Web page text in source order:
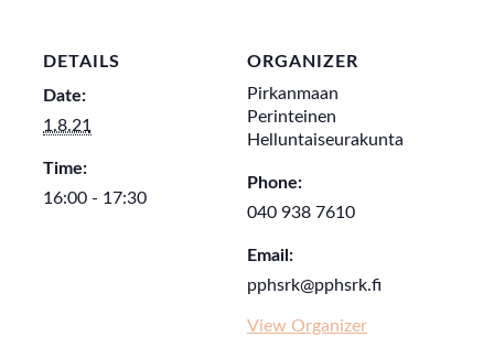
DETAILS
Date:
1.8.21
Time:
16:00 - 17:30
ORGANIZER
Pirkanmaan
Perinteinen
Helluntaiseurakunta
Phone:
040 938 7610
Email:
pphsrk@pphsrk.fi
View Organizer